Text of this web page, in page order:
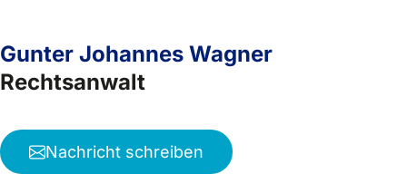
Gunter Johannes Wagner
Rechtsanwalt
Nachricht schreiben